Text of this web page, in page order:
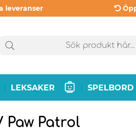
leveranser
LEKSAKER SPELBORD
Paw Patrol